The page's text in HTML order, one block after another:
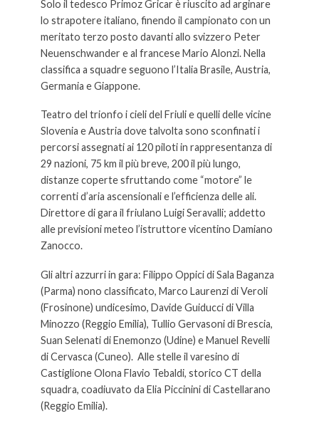
Solo il tedesco Primoz Gricar è riuscito ad arginare
lo strapotere italiano, finendo il campionato con un
meritato terzo posto davanti allo svizzero Peter
Neuenschwander e al francese Mario Alonzi. Nella
classifica a squadre seguono l’Italia Brasile, Austria,
Germania e Giappone.
Teatro del trionfo i cieli del Friuli e quelli delle vicine
Slovenia e Austria dove talvolta sono sconfinati i
percorsi assegnati ai 120 piloti in rappresentanza di
29 nazioni, 75 km il più breve, 200 il più lungo,
distanze coperte sfruttando come “motore” le
correnti d’aria ascensionali e l’efficienza delle ali.
Direttore di gara il friulano Luigi Seravalli; addetto
alle previsioni meteo l’istruttore vicentino Damiano
Zanocco.
Gli altri azzurri in gara: Filippo Oppici di Sala Baganza
(Parma) nono classificato, Marco Laurenzi di Veroli
(Frosinone) undicesimo, Davide Guiducci di Villa
Minozzo (Reggio Emilia), Tullio Gervasoni di Brescia,
Suan Selenati di Enemonzo (Udine) e Manuel Revelli
di Cervasca (Cuneo). Alle stelle il varesino di
Castiglione Olona Flavio Tebaldi, storico CT della
squadra, coadiuvato da Elia Piccinini di Castellarano
(Reggio Emilia).